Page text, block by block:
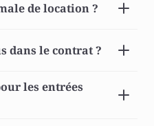
de location ?
dans le contrat ?
les entrées